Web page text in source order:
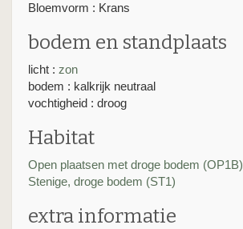
Bloemvorm : Krans
bodem en standplaats
licht : zon
bodem : kalkrijk neutraal
vochtigheid : droog
Habitat
Open plaatsen met droge bodem (OP1B)
Stenige, droge bodem (ST1)
extra informatie